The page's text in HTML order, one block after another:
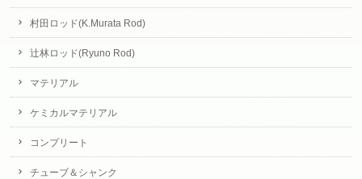
村田ロッド(K.Murata Rod)
辻林ロッド(Ryuno Rod)
マテリアル
ケミカルマテリアル
コンプリート
チューブ＆シャンク